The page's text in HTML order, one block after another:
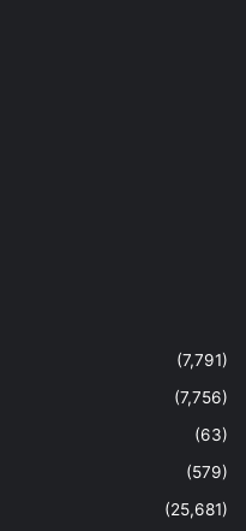
(7,791)
(7,756)
(63)
(579)
(25,681)